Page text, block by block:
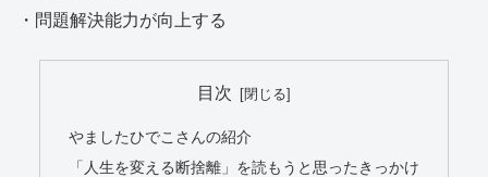
・問題解決能力が向上する
目次
やましたひでこさんの紹介
「人生を変える断捨離」を読もうと思ったきっかけ